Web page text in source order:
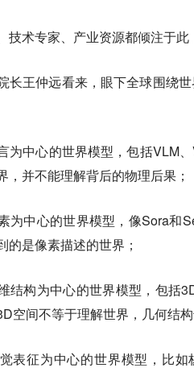
技术专家、产业资源都倾注于
长王仲远看来，眼下全球围绕
为中心的世界模型，包括VLM
，并不能理解背后的物理后果；
为中心的世界模型，像Sora和
的是像素描述的世界；
结构为中心的世界模型，包括
空间不等于理解世界，几何结
表征为中心的世界模型，比